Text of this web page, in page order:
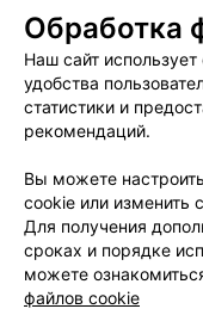
Отзыв. делала общий
специалист в своем
Обработка
Наш сайт
удобства
статистики и
рекомендаций.
Вы можете
cookie или изменить
Для получения
сроках и порядке
можете
файлов cookie